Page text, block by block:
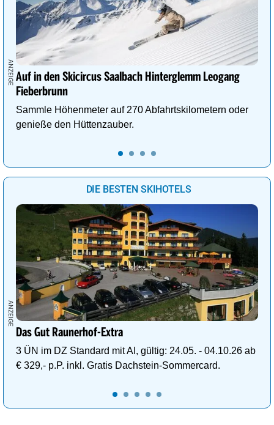
Auf in den Skicircus Saalbach Hinterglemm Leogang
Fieberbrunn
Sammle Höhenmeter auf 270 Abfahrtskilometern oder
genieße den Hüttenzauber.
DIE BESTEN SKIHOTELS
Das Gut Raunerhof-Extra
3 ÜN im DZ Standard mit AI, gültig: 24.05. - 04.10.26 ab
€ 329,- p.P. inkl. Gratis Dachstein-Sommercard.